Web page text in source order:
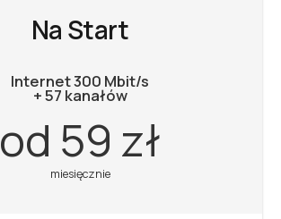
Na Start
Internet 300 Mbit/s
+ 57 kanałów
od 59 zł
miesięcznie